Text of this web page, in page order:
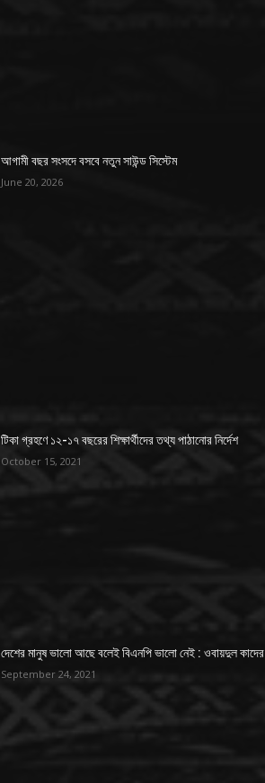
আগামী বছর সংসদে বসবে নতুন সাউন্ড সিস্টেম
June 20, 2026
টিকা গ্রহণে ১২-১৭ বছরের শিক্ষার্থীদের তথ্য পাঠানোর নির্দেশ
October 15, 2021
দেশের মানুষ ভালো আছে বলেই বিএনপি ভালো নেই : ওবায়দুল কাদের
September 24, 2021